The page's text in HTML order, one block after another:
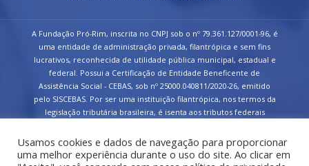
A Fundação Pró-Rim, inscrita no CNPJ sob o nº 79.361.127/0001-96, é
uma entidade de administração privada, filantrópica e sem fins
lucrativos, reconhecida de utilidade pública municipal, estadual e
federal. Possui a Certificação de Entidade Beneficente de
Assistência Social - CEBAS, sob nº 25000.040811/2020-26, emitido
pelo SISCEBAS. Por ser uma instituição filantrópica, nos termos da
legislação tributária brasileira, é isenta aos tributos federais
Usamos cookies e dados de navegação para proporcionar
uma melhor experiência durante o uso do site. Ao clicar em